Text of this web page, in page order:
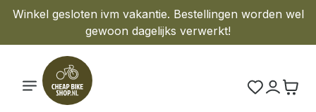
Winkel gesloten ivm vakantie. Bestellingen worden wel
gewoon dagelijks verwerkt!